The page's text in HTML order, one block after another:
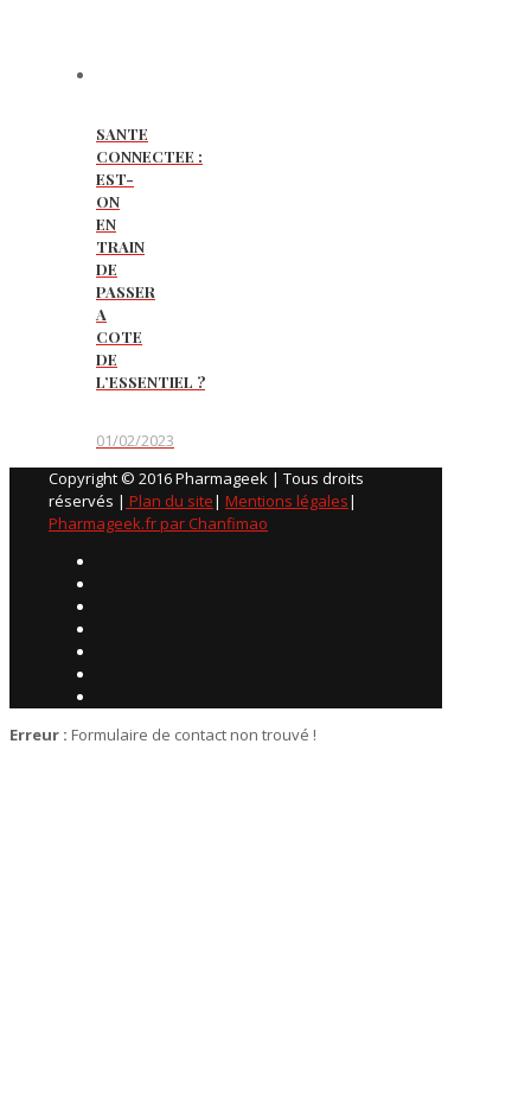
SANTE
CONNECTEE :
EST-
ON
EN
TRAIN
DE
PASSER
A
COTE
DE
L’ESSENTIEL ?
01/02/2023
Copyright © 2016 Pharmageek | Tous droits
réservés | Plan du site| Mentions légales|
Pharmageek.fr par Chanfimao
Erreur : Formulaire de contact non trouvé !